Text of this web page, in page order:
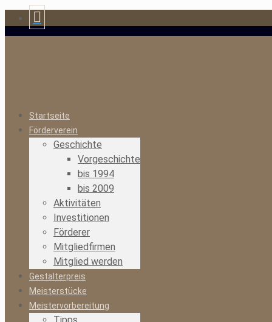
Startseite
Förderverein
Geschichte
Vorgeschichte
bis 1994
bis 2009
Aktivitäten
Investitionen
Förderer
Mitgliedfirmen
Mitglied werden
Gestalterpreis
Meisterstücke
Meistervorbereitung